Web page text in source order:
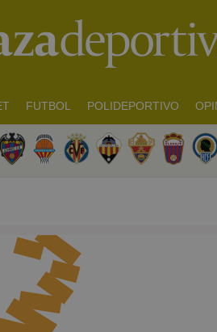
FUTBOL POLIDEPORTIVO